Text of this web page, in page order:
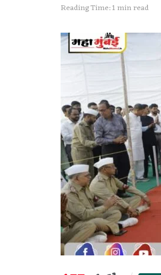
Reading Time: 1 min read